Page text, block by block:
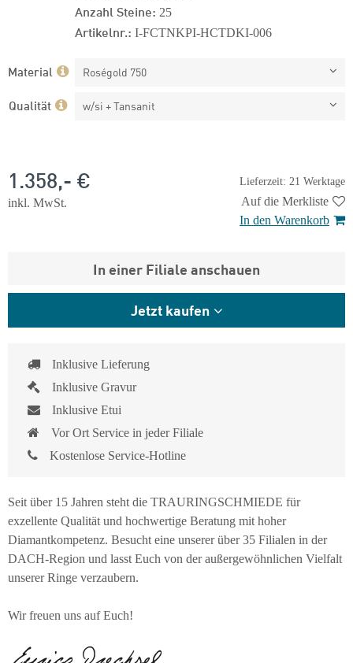
Anzahl Steine: 25
Artikelnr.: I-FCTNKPI-HCTDKI-006
Material Roségold 750
Qualität w/si + Tansanit
Lieferzeit: 21 Werktage
1.358,- €
inkl. MwSt.
Auf die Merkliste
In den Warenkorb
In einer Filiale anschauen
Jetzt kaufen
Inklusive Lieferung
Inklusive Gravur
Inklusive Etui
Vor Ort Service in jeder Filiale
Kostenlose Service-Hotline
Seit über 15 Jahren steht die TRAURINGSCHMIEDE für
exzellente Qualität und hochwertige Beratung mit hoher
Diamantkompetenz. Besucht eine unserer über 35 Filialen in der
DACH-Region und lasst Euch von der außergewöhnlichen Vielfalt
unserer Ringe verzaubern.
Wir freuen uns auf Euch!